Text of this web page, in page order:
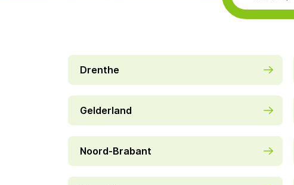
Drenthe
Gelderland
Noord-Brabant